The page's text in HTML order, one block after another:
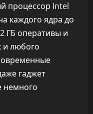
процессор Intel
каждого ядра до
ГБ оперативы и
и любого
гаджет
немного